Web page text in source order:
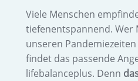
Viele Menschen
tiefenentspannend. Wer
unseren
findet das passende
lifebalanceplus. Denn